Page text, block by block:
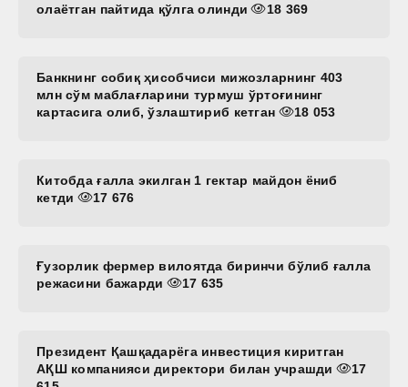
олаётган пайтида қўлга олинди
18 369
Банкнинг собиқ ҳисобчиси мижозларнинг 403
млн сўм маблағларини турмуш ўртоғининг
картасига олиб, ўзлаштириб кетган
18 053
Китобда ғалла экилган 1 гектар майдон ёниб
кетди
17 676
Ғузорлик фермер вилоятда биринчи бўлиб ғалла
режасини бажарди
17 635
Президент Қашқадарёга инвестиция киритган
АҚШ компанияси директори билан учрашди
17